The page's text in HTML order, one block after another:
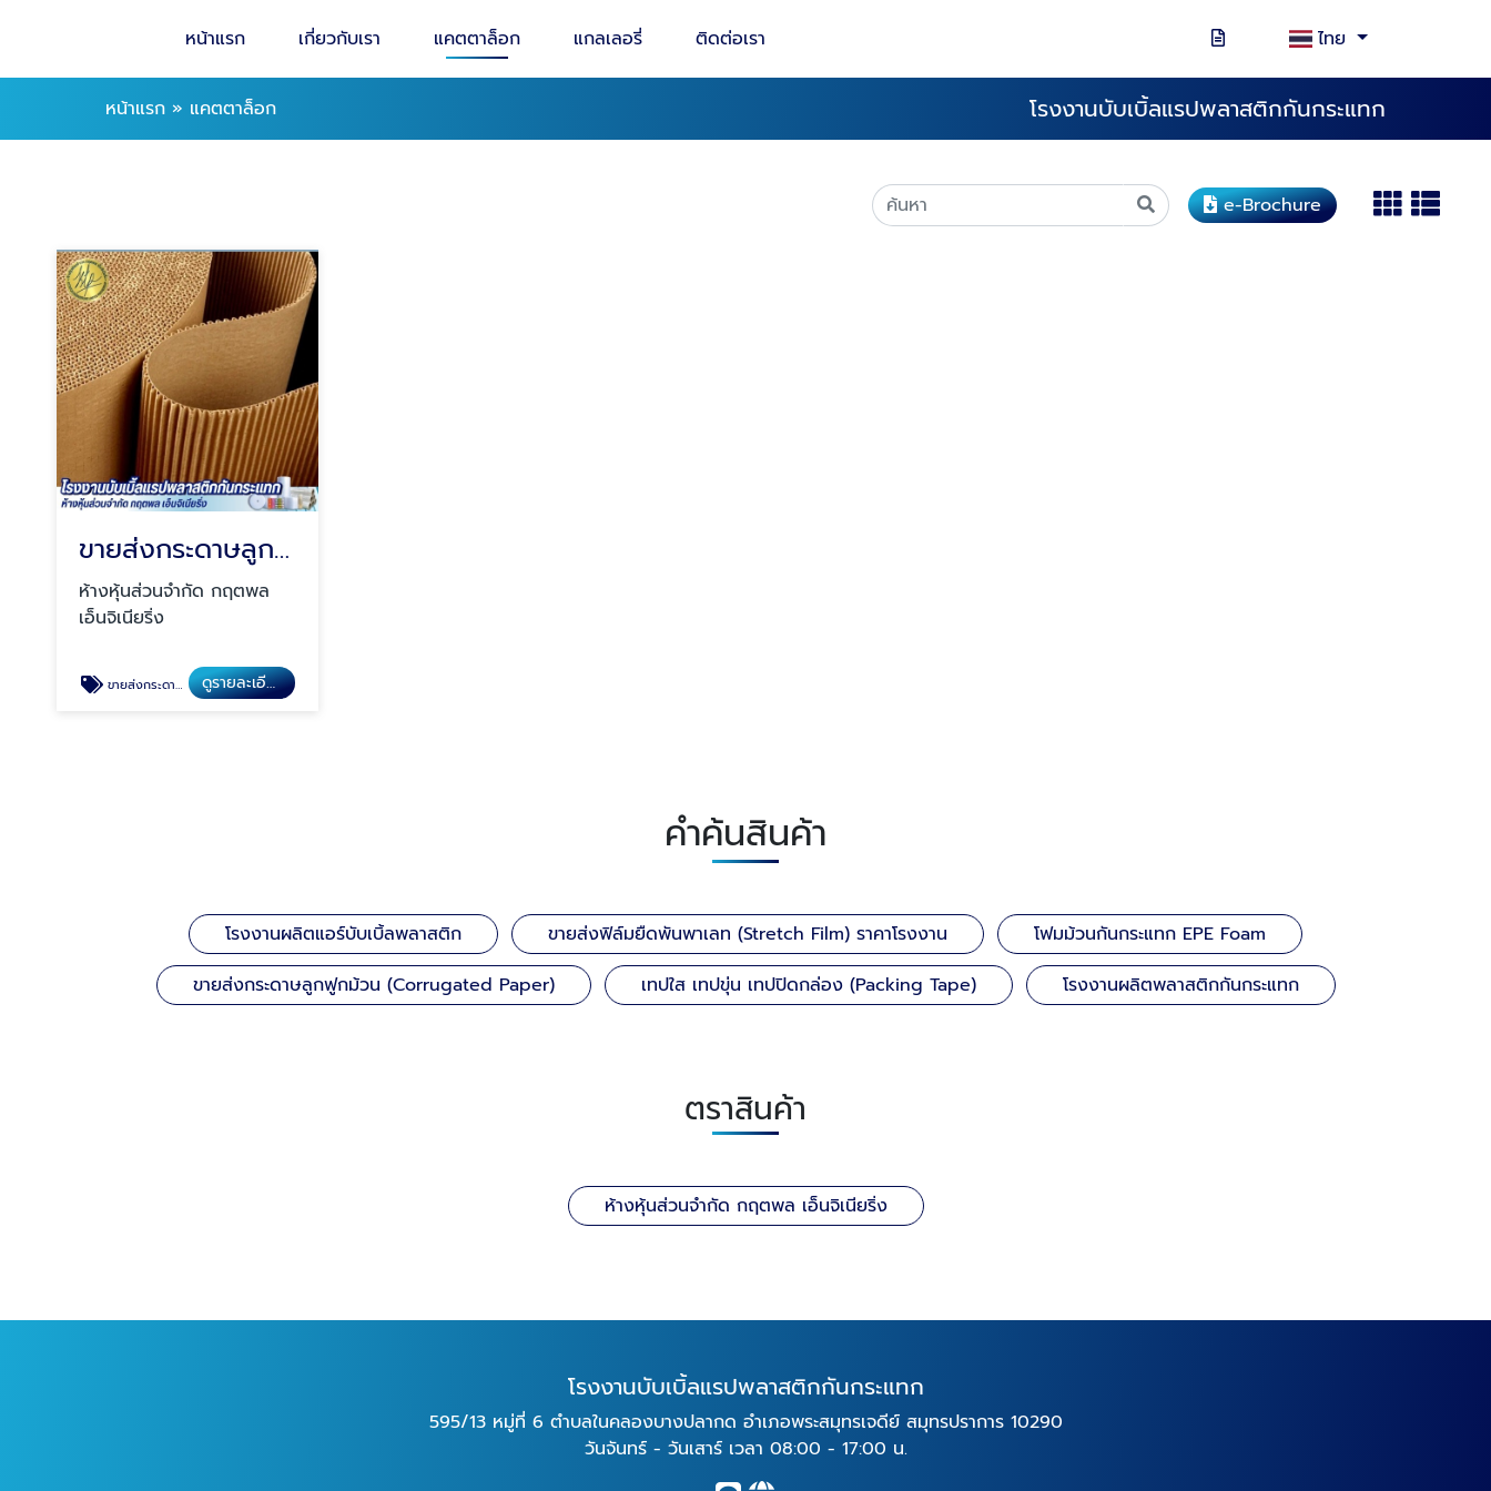
หน้าแรก เกี่ยวกับเรา แคตตาล็อก แกลเลอรี่ ติดต่อเรา ไทย
หน้าแรก » แคตตาล็อก โรงงานบับเบิ้ลแรปพลาสติกกันกระแทก
e-Brochure
ขายส่งกระดาษลูกฟูกม้วน (Corrugated Paper)
ห้างหุ้นส่วนจำกัด กฤตพล
เอ็นจิเนียริ่ง
ขายส่งกระดาษลูกฟูกม้วน (Corrugated Paper) ดูรายละเอียด
คำค้นสินค้า
โรงงานผลิตแอร์บับเบิ้ลพลาสติก ขายส่งฟิล์มยืดพันพาเลท (Stretch Film) ราคาโรงงาน
โฟมม้วนกันกระแทก EPE Foam
ขายส่งกระดาษลูกฟูกม้วน (Corrugated Paper)
เทปใส เทปขุ่น เทปปิดกล่อง (Packing Tape) โรงงานผลิตพลาสติกกันกระแทก
ตราสินค้า
ห้างหุ้นส่วนจำกัด กฤตพล เอ็นจิเนียริ่ง
โรงงานบับเบิ้ลแรปพลาสติกกันกระแทก
595/13 หมู่ที่ 6 ตำบลในคลองบางปลากด อำเภอพระสมุทรเจดีย์ สมุทรปราการ 10290
วันจันทร์ - วันเสาร์ เวลา 08:00 - 17:00 น.